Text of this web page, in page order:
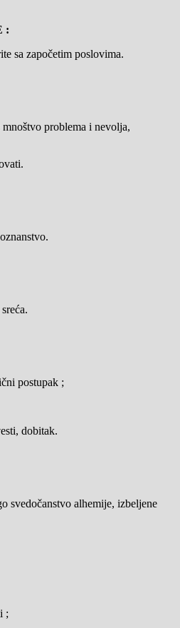
:
sa započetim poslovima.
problema i nevolja,
postupak ;
dobitak.
alhemije, izbeljene
;